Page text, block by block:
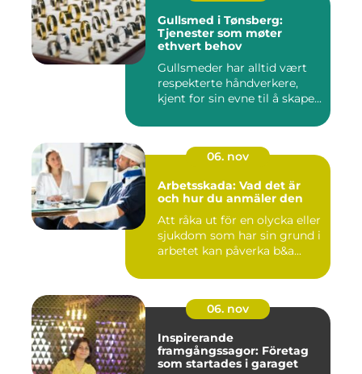
Gullsmed i Tønsberg:
Tjenester som møter
ethvert behov
Gullsmeder har alltid vært
respekterte håndverkere,
kjent for sin evne til å skape...
06. nov
Arbetsskada: Vad det är
och hur du anmäler den
Att råka ut för en olycka eller
sjukdom som har sin grund i
arbetet kan påverka b&a...
06. nov
Inspirerande
framgångssagor: Företag
som startades i garaget